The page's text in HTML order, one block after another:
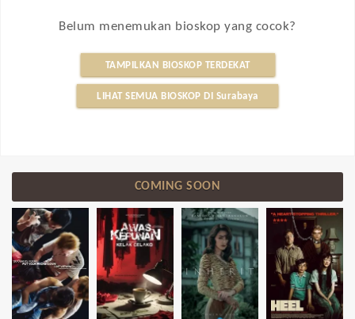
Belum menemukan bioskop yang cocok?
TAMPILKAN BIOSKOP TERDEKAT
LIHAT SEMUA BIOSKOP DI Surabaya
COMING SOON